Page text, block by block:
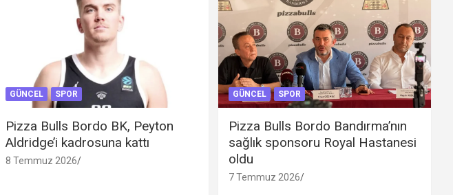
GÜNCEL SPOR
Pizza Bulls Bordo BK, Peyton
Aldridge’i kadrosuna kattı
8 Temmuz 2026
GÜNCEL SPOR
Pizza Bulls Bordo Bandırma’nın
sağlık sponsoru Royal Hastanesi
oldu
7 Temmuz 2026